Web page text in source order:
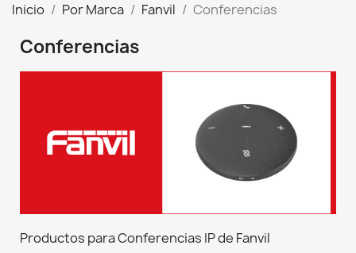
Inicio Por Marca Fanvil Conferencias
Conferencias
Productos para Conferencias IP de Fanvil